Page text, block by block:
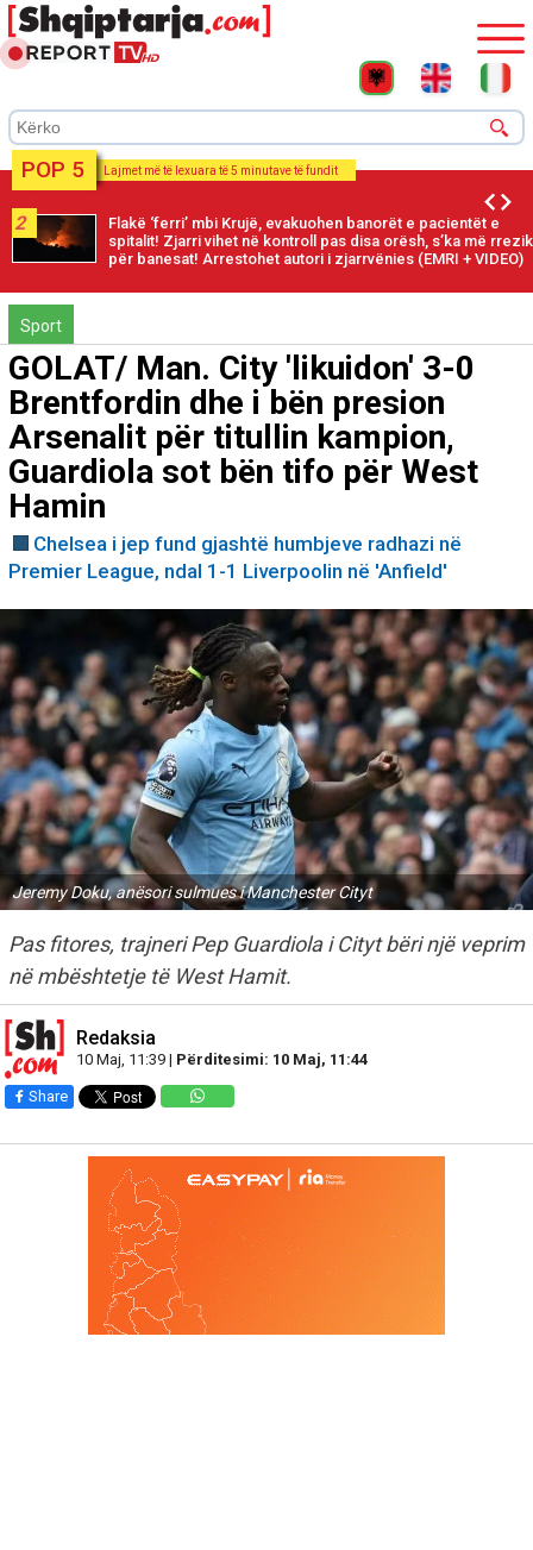
POP 5 Lajmet më të lexuara të 5 minutave të fundit
2
Flakë ‘ferri’ mbi Krujë, evakuohen banorët e pacientët e
spitalit! Zjarri vihet në kontroll pas disa orësh, s’ka më rrezik
për banesat! Arrestohet autori i zjarrvënies (EMRI + VIDEO)
Sport
GOLAT/ Man. City 'likuidon' 3-0
Brentfordin dhe i bën presion
Arsenalit për titullin kampion,
Guardiola sot bën tifo për West
Hamin
Chelsea i jep fund gjashtë humbjeve radhazi në
Premier League, ndal 1-1 Liverpoolin në 'Anfield'
Jeremy Doku, anësori sulmues i Manchester Cityt
Pas fitores, trajneri Pep Guardiola i Cityt bëri një veprim
në mbështetje të West Hamit.
Redaksia
10 Maj, 11:39 | Përditesimi: 10 Maj, 11:44
Share